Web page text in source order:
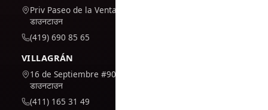
Priv Paseo de la Venta #7,
डाउनटाउन
(419) 690 85 65
VILLAGRÁN
16 de Septiembre #909,
डाउनटाउन
(411) 165 31 49